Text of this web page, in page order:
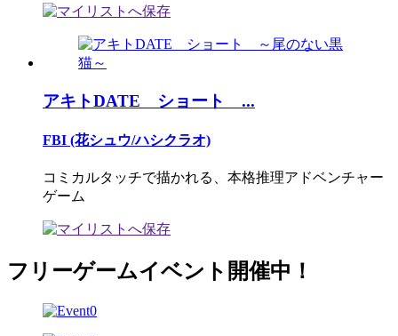
アキトDATE ショート ...
FBI (花シュウ/ハシクラオ)
コミカルタッチで描かれる、本格推理アドベンチャー
ゲーム
フリーゲームイベント開催中！